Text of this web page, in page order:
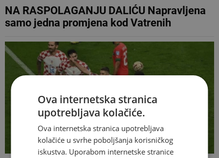
NA RASPOLAGANJU DALIĆU Napravljena
samo jedna promjena kod Vatrenih
Ova internetska stranica
upotrebljava kolačiće.
Ova internetska stranica upotrebljava
kolačiće u svrhe poboljšanja korisničkog
iskustva. Uporabom internetske stranice